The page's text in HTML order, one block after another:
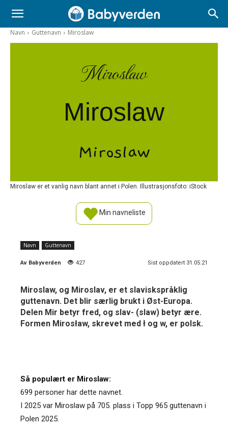
Navn Guttenavn Miroslaw
Miroslaw
Miroslaw
Miroslaw
Miroslaw er et vanlig navn blant annet i Polen. Illustrasjonsfoto: iStock
Min navneliste
Navn Guttenavn
Av Babyverden 427 Sist oppdatert 31.05.21
Miroslaw, og Miroslav, er et slaviskspråklig
guttenavn. Det blir særlig brukt i Øst-Europa.
Delen Mir betyr fred, og slav- (slaw) betyr ære.
Formen Mirosław, skrevet med ł og w, er polsk.
Så populært er Miroslaw:
699 personer har dette navnet.
I 2025 var Miroslaw på 705. plass i Topp 965 guttenavn i
Polen 2025.